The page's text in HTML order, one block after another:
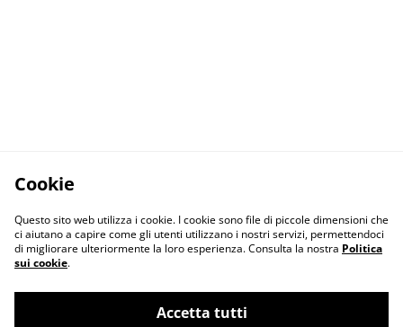
Cookie
Questo sito web utilizza i cookie. I cookie sono file di piccole dimensioni che
ci aiutano a capire come gli utenti utilizzano i nostri servizi, permettendoci
di migliorare ulteriormente la loro esperienza. Consulta la nostra Politica
sui cookie.
Accetta tutti